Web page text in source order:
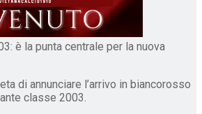
è la punta centrale per la nuova
di annunciare l’arrivo in biancorosso
classe 2003.